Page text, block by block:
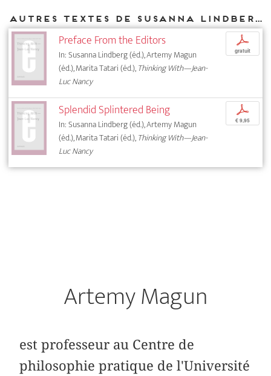
Autres textes de Susanna Lindberg parus chez DIAPHANES
Preface From the Editors
In: Susanna Lindberg (éd.), Artemy Magun
(éd.), Marita Tatari (éd.),Thinking With—Jean-
Luc Nancy
p
gratuit
Splendid Splintered Being
In: Susanna Lindberg (éd.), Artemy Magun
(éd.), Marita Tatari (éd.),Thinking With—Jean-
Luc Nancy
p
€ 9,95
Artemy Magun
est professeur au Centre de
philosophie pratique de l'Université